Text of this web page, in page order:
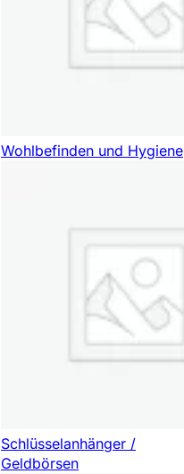
Wohlbefinden und Hygiene
Schlüsselanhänger /
Geldbörsen